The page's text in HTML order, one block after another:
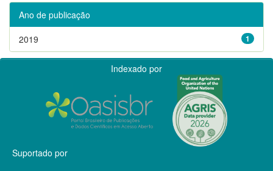
Ano de publicação
1
2019
Indexado por
Suportado por